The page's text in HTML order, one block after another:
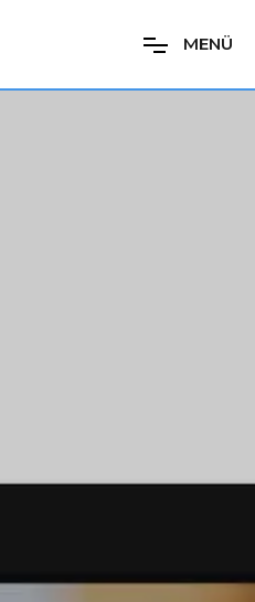
MENÜ